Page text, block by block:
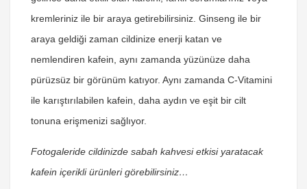
kremleriniz ile bir araya getirebilirsiniz. Ginseng ile bir
araya geldiği zaman cildinize enerji katan ve
nemlendiren kafein, aynı zamanda yüzünüze daha
pürüzsüz bir görünüm katıyor. Aynı zamanda C-Vitamini
ile karıştırılabilen kafein, daha aydın ve eşit bir cilt
tonuna erişmenizi sağlıyor.
Fotogaleride cildinizde sabah kahvesi etkisi yaratacak
kafein içerikli ürünleri görebilirsiniz…